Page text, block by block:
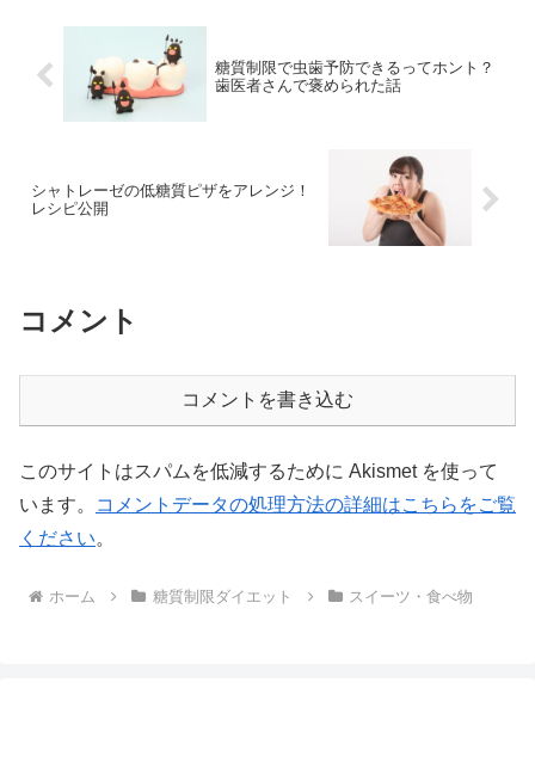
糖質制限で虫歯予防できるってホント？
歯医者さんで褒められた話
シャトレーゼの低糖質ピザをアレンジ！
レシピ公開
コメント
コメントを書き込む
このサイトはスパムを低減するために Akismet を使って
います。
コメントデータの処理方法の詳細はこちらをご覧
ください。
ホーム 糖質制限ダイエット スイーツ・食べ物